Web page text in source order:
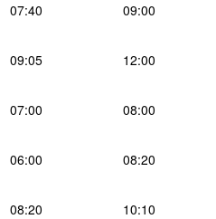
07:40 09:00
09:05 12:00
07:00 08:00
06:00 08:20
08:20 10:10